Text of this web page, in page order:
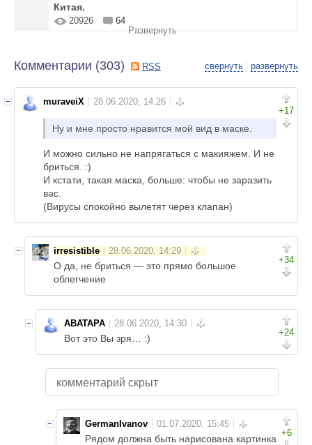
Китая.
20926
64
Развернуть
свернуть развернуть
Комментарии (303) RSS
+17
muraveiX
Ну и мне просто нравится мой вид в маске.
И можно сильно не напрягаться с макияжем. И не
бриться. :)
И кстати, такая маска, больше: чтобы не заразить
вас.
(Вирусы спокойно вылетят через клапан)
+34
irresistible
О да, не бриться — это прямо большое
облегчение
+24
ABATAPA
Вот это Вы зря… :)
комментарий скрыт
+6
GermanIvanov
Рядом должна быть нарисована картинка